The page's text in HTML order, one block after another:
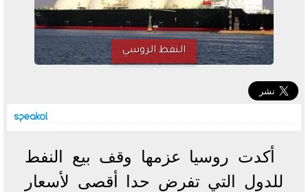
تفاصيل
أسعار الحديد والأسمنت اليوم الإثنين 6 - 7 - 2026
النفط الروسي
أكدت روسيا عزمها وقف بيع النفط
للدول التي تفرض حدا أقصى لأسعار